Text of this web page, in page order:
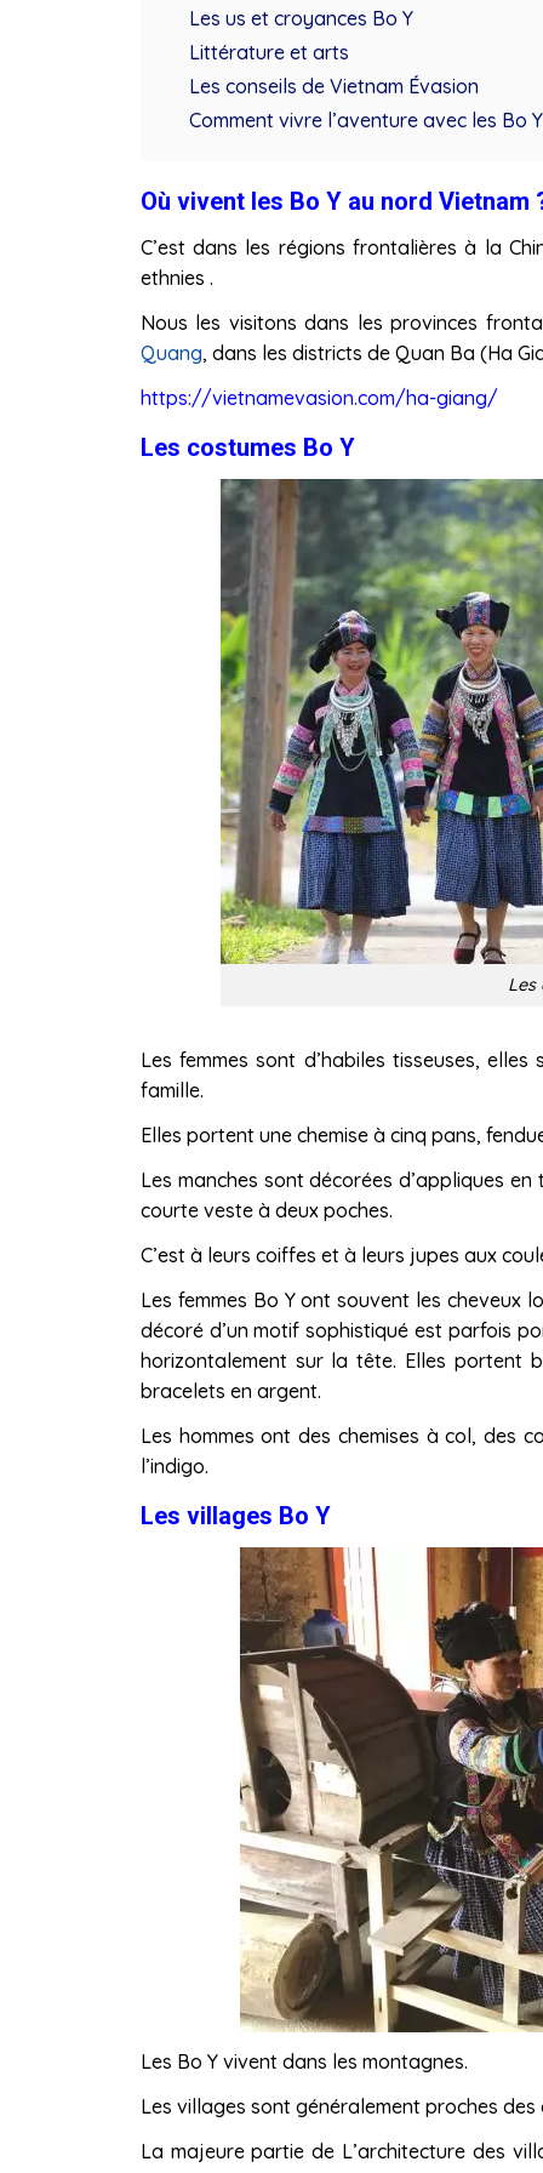
Les us et croyances Bo Y
Littérature et arts
Les conseils de Vietnam Évasion
Comment vivre l’aventure avec les Bo
Où vivent les Bo Y au nord Vietnam
C’est dans les régions frontalières à la
ethnies .
Nous les visitons dans les provinces
Quang, dans les districts de Quan Ba ​​​​(Ha
https://vietnamevasion.com/ha-giang/
Les costumes Bo Y
Les
Les femmes sont d’habiles tisseuses,
famille.
Elles portent une chemise à cinq pans,
Les manches sont décorées d’appliques
courte veste à deux poches.
C’est à leurs coiffes et à leurs jupes aux
Les femmes Bo Y ont souvent les cheveux
décoré d’un motif sophistiqué est parfois
horizontalement sur la tête. Elles portent
bracelets en argent.
Les hommes ont des chemises à col, des
l’indigo.
Les villages Bo Y
Les Bo Y vivent dans les montagnes.
Les villages sont généralement proches
La majeure partie de L’architecture des